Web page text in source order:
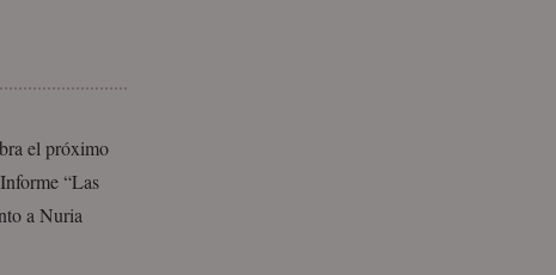
el próximo
“Las
a Nuria